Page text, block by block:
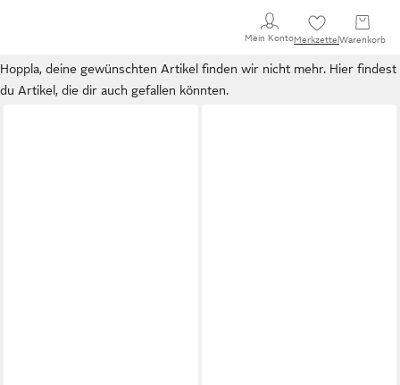
Mein KontoMerkzettel Warenkorb
Hoppla, deine gewünschten Artikel finden wir nicht mehr. Hier findest
du Artikel, die dir auch gefallen könnten.